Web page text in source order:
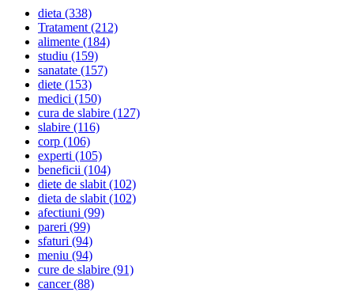
dieta (338)
Tratament(212)
alimente (184)
studiu (159)
sanatate (157)
diete (153)
medici (150)
cura de slabire (127)
slabire (116)
corp (106)
experti (105)
beneficii (104)
diete de slabit(102)
dieta de slabit(102)
afectiuni (99)
pareri (99)
sfaturi (94)
meniu (94)
cure de slabire (91)
cancer(88)